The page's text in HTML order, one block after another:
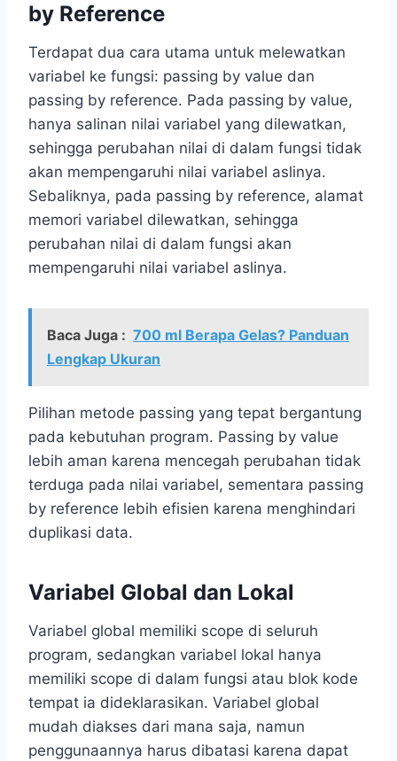
by Reference
Terdapat dua cara utama untuk melewatkan
variabel ke fungsi: passing by value dan
passing by reference. Pada passing by value,
hanya salinan nilai variabel yang dilewatkan,
sehingga perubahan nilai di dalam fungsi tidak
akan mempengaruhi nilai variabel aslinya.
Sebaliknya, pada passing by reference, alamat
memori variabel dilewatkan, sehingga
perubahan nilai di dalam fungsi akan
mempengaruhi nilai variabel aslinya.
Baca Juga : 700 ml Berapa Gelas? Panduan
Lengkap Ukuran
Pilihan metode passing yang tepat bergantung
pada kebutuhan program. Passing by value
lebih aman karena mencegah perubahan tidak
terduga pada nilai variabel, sementara passing
by reference lebih efisien karena menghindari
duplikasi data.
Variabel Global dan Lokal
Variabel global memiliki scope di seluruh
program, sedangkan variabel lokal hanya
memiliki scope di dalam fungsi atau blok kode
tempat ia dideklarasikan. Variabel global
mudah diakses dari mana saja, namun
penggunaannya harus dibatasi karena dapat